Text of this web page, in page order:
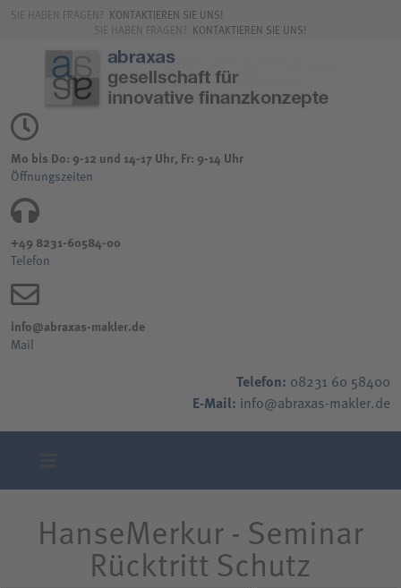
SIE HABEN FRAGEN? KONTAKTIEREN SIE UNS!
SIE HABEN FRAGEN? KONTAKTIEREN SIE UNS!
Mo bis Do: 9-12 und 14-17 Uhr, Fr: 9-14 Uhr
Öffnungszeiten
+49 8231-60584-00
Telefon
info@abraxas-makler.de
Mail
Telefon: 08231 60 58400
E-Mail: info@abraxas-makler.de
HanseMerkur - Seminar
Rücktritt Schutz